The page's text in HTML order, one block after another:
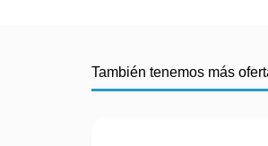
También tenemos más